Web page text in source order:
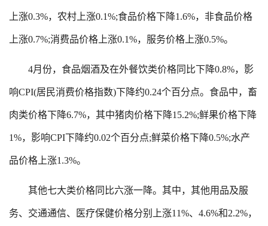
上涨0.3%，农村上涨0.1%;食品价格下降1.6%，非食品价格
上涨0.7%;消费品价格上涨0.1%，服务价格上涨0.5%。
4月份，食品烟酒及在外餐饮类价格同比下降0.8%，影
响CPI(居民消费价格指数)下降约0.24个百分点。食品中，畜
肉类价格下降6.7%，其中猪肉价格下降15.2%;鲜果价格下降
1%，影响CPI下降约0.02个百分点;鲜菜价格下降0.5%;水产
品价格上涨1.3%。
其他七大类价格同比六涨一降。其中，其他用品及服
务、交通通信、医疗保健价格分别上涨11%、4.6%和2.2%，